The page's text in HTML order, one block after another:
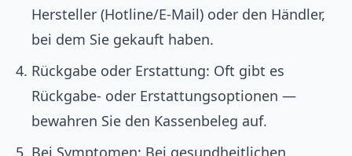
Hersteller (Hotline/E-Mail) oder den Händler,
bei dem Sie gekauft haben.
Rückgabe oder Erstattung: Oft gibt es
Rückgabe- oder Erstattungsoptionen —
bewahren Sie den Kassenbeleg auf.